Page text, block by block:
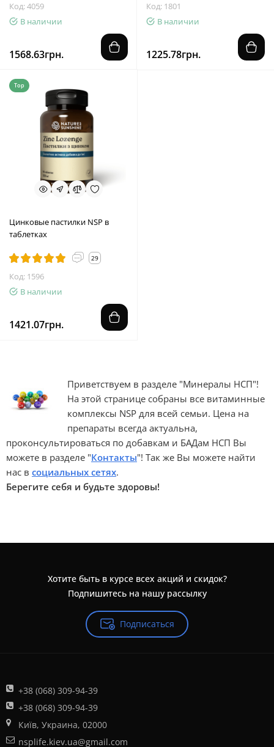
Код: 4059
В наличии
1568.63грн.
Код: 1801
В наличии
1225.78грн.
Top
Цинковые пастилки NSP в
таблетках
29
Код: 1596
В наличии
1421.07грн.
Приветствуем в разделе "Минералы НСП"!
На этой странице собраны все витаминные
комплексы NSP для всей семьи. Цена на
препараты всегда актуальна,
проконсультироваться по добавкам и БАДам НСП Вы
можете в разделе "Контакты"! Так же Вы можете найти
нас в социальных сетях.
Берегите себя и будьте здоровы!
Хотите быть в курсе всех акций и скидок?
Подпишитесь на нашу рассылку
Подписаться
+38 (068) 309-94-39
+38 (068) 309-94-39
Київ, Украина, 02000
nsplife.kiev.ua@gmail.com